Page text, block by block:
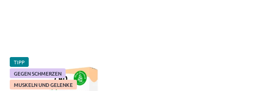
TIPP
GEGEN SCHMERZEN
MUSKELN UND GELENKE